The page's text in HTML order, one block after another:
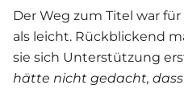
Der Weg zum Titel war
als leicht. Rückblickend
sie sich Unterstützung
hätte nicht gedacht,